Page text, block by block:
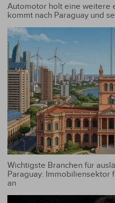
Automotor holt eine weitere
kommt nach Paraguay und
Wichtigste Branchen für
Paraguay: Immobiliensektor
an